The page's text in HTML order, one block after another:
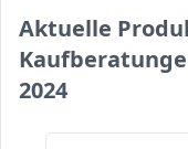
Aktuelle
2024